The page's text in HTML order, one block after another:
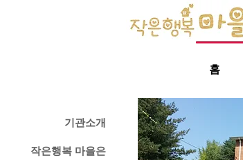
홈
기관소개
작은행복 마을은